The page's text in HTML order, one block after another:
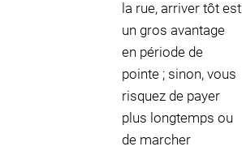
la rue, arriver tôt est
un gros avantage
en période de
pointe ; sinon, vous
risquez de payer
plus longtemps ou
de marcher